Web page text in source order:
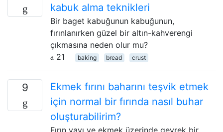
kabuk alma teknikleri
Bir baget kabuğunun kabuğunun,
fırınlanırken güzel bir altın-kahverengi
çıkmasına neden olur mu?
21
baking bread crust
9
Ekmek fırını baharını teşvik etmek
için normal bir fırında nasıl buhar
oluşturabilirim?
Fırın yayı ve ekmek üzerinde gevrek bir